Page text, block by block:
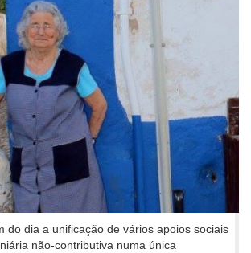
do dia a unificação de vários apoios sociais
não-contributiva numa única